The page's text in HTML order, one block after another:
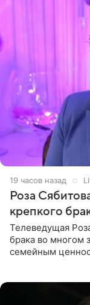
19 часов назад
Роза
крепкого
Телеведущая
брака во многом
семейным